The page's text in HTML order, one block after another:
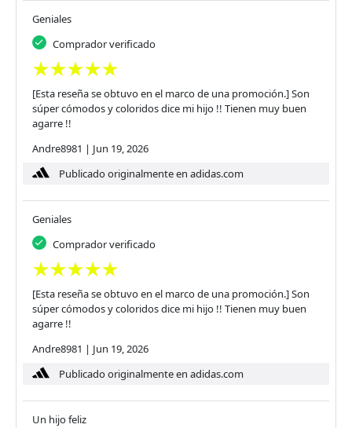
Geniales
Comprador verificado
[Esta reseña se obtuvo en el marco de una promoción.] Son
súper cómodos y coloridos dice mi hijo !! Tienen muy buen
agarre !!
Andre8981 | Jun 19, 2026
Publicado originalmente en adidas.com
Geniales
Comprador verificado
[Esta reseña se obtuvo en el marco de una promoción.] Son
súper cómodos y coloridos dice mi hijo !! Tienen muy buen
agarre !!
Andre8981 | Jun 19, 2026
Publicado originalmente en adidas.com
Un hijo feliz